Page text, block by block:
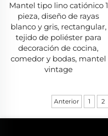
Mantel tipo lino catiónico 1
pieza, diseño de rayas
blanco y gris, rectangular,
tejido de poliéster para
decoración de cocina,
comedor y bodas, mantel
vintage
Anterior 1 2